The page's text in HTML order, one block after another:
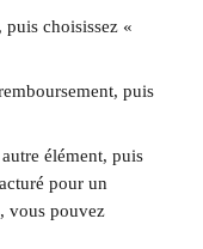
puis choisissez «
puis
élément, puis
pour un
vous pouvez